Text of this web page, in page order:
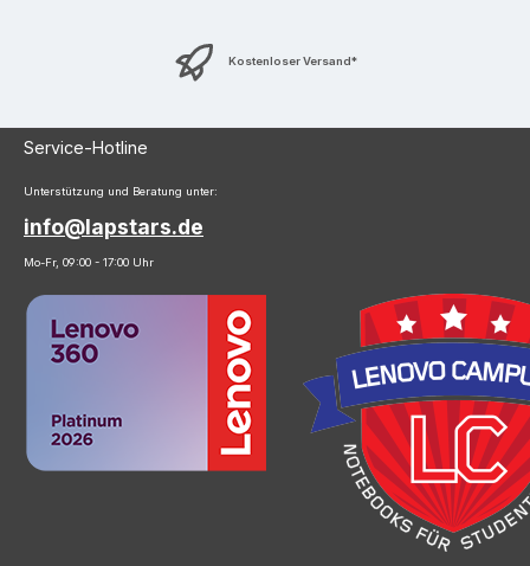
Kostenloser Versand*
Service-Hotline
Unterstützung und Beratung unter:
info@lapstars.de
Mo-Fr, 09:00 - 17:00 Uhr